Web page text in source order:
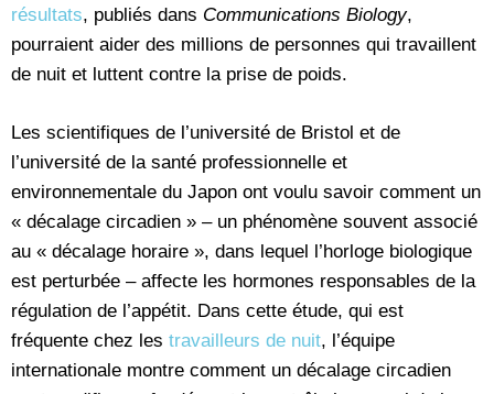
résultats, publiés dans Communications Biology,
pourraient aider des millions de personnes qui travaillent
de nuit et luttent contre la prise de poids.
Les scientifiques de l’université de Bristol et de
l’université de la santé professionnelle et
environnementale du Japon ont voulu savoir comment un
« décalage circadien » – un phénomène souvent associé
au « décalage horaire », dans lequel l’horloge biologique
est perturbée – affecte les hormones responsables de la
régulation de l’appétit. Dans cette étude, qui est
fréquente chez les travailleurs de nuit, l’équipe
internationale montre comment un décalage circadien